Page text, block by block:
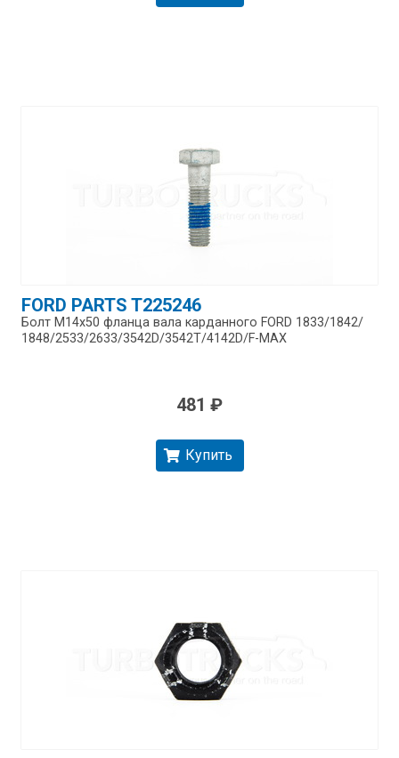
FORD PARTS T225246
Болт M14x50 фланца вала карданного FORD 1833/​1842/​
1848/​2533/​2633/​3542D/​3542T/​4142D/​F-MAX
481 ₽
Купить